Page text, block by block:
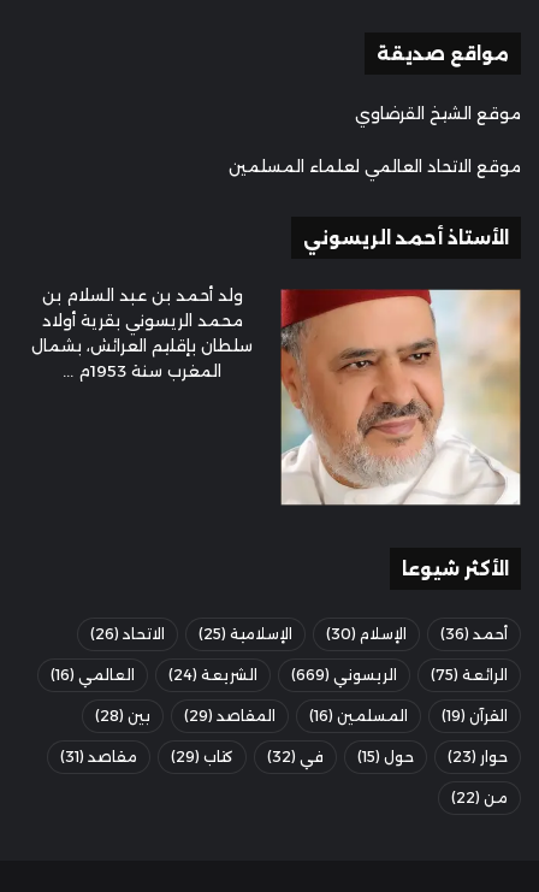
مواقع صديقة
موقع الشيخ القرضاوي
موقع الاتحاد العالمي لعلماء المسلمين
الأستاذ أحمد الريسوني
ولد أحمد بن عبد السلام بن
محمد الريسوني بقرية أولاد
سلطان بإقليم العرائش، بشمال
المغرب سنة 1953م ...
الأكثر شيوعا
أحمد (36) الإسلام (30) الإسلامية (25) الاتحاد (26)
الرائعة (75) الريسوني (669) الشريعة (24) العالمي (16)
القرآن (19) المسلمين (16) المقاصد (29) بين (28)
حوار (23) حول (15) في (32) كتاب (29) مقاصد (31)
من (22)